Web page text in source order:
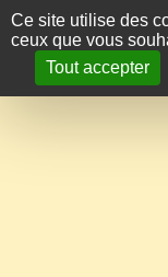
Panneau de gestion des
Ce site utilise des
ceux que vous
Tout accepter